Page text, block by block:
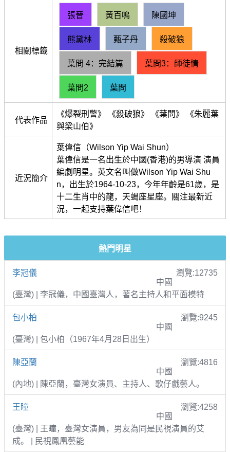
相關標籤
張晉 黃百鳴 陳國坤
熊黛林 甄子丹 殺破狼
葉問 4：完結篇 葉問3：師徒情
葉問2 葉問
代表作品
《爆裂刑警》 《殺破狼》 《葉問》 《朱麗葉
與梁山伯》
近況簡介
葉偉信（Wilson Yip Wai Shun）
葉偉信是一名出生於中國(香港)的男導演 演員
編劇明星。英文名叫做Wilson Yip Wai Shu
n，出生於1964-10-23，今年年齡是61歲，是
十二生肖中的龍，天蝎座星座。關注最新近
況，一起支持葉偉信吧！
熱門明星
李冠儀
瀏覽:12735
中國
(臺灣) | 李冠儀，中國臺灣人，著名主持人和平面模特
包小柏
瀏覽:9245
中國
(臺灣) | 包小柏（1967年4月28日出生）
陳亞蘭
瀏覽:4816
中國
(內地) | 陳亞蘭，臺灣女演員、主持人、歌仔戲藝人。
王瞳
瀏覽:4258
中國
(臺灣) | 王瞳，臺灣女演員，男友為同是民視演員的艾
成。 | 民視鳳凰藝能